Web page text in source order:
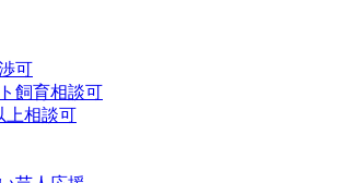
可
飼育相談可
上相談可